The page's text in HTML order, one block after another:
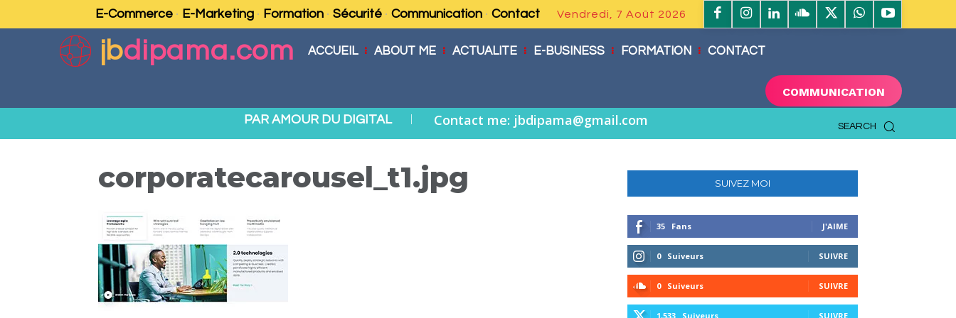
E-Commerce E-Marketing Formation Sécurité Communication Contact Vendredi, 7 Août 2026
jbdipama.com ACCUEIL ABOUT ME ACTUALITE E-BUSINESS FORMATION CONTACT
COMMUNICATION
PAR AMOUR DU DIGITAL |
SEARCH
Contact me: jbdipama@gmail.com
corporatecarousel_t1.jpg SUIVEZ MOI
35 Fans J'AIME
0 Suiveurs SUIVRE
0 Suiveurs SUIVRE
1,533 Suiveurs SUIVRE